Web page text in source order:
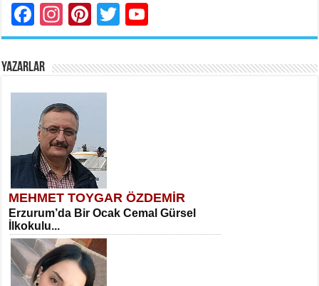
Facebook
Instagram
Pinterest
Twitter
YAZARLAR
MEHMET TOYGAR ÖZDEMİR
Erzurum’da Bir Ocak Cemal Gürsel
İlkokulu...